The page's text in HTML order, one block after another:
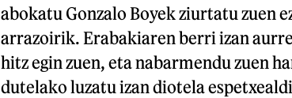
abokatu Gonzalo Boyek ziurtatu zuen
arrazoirik. Erabakiaren berri izan
hitz egin zuen, eta nabarmendu zuen
dutelako luzatu izan diotela